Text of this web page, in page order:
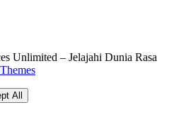
Unlimited – Jelajahi Dunia Rasa
All